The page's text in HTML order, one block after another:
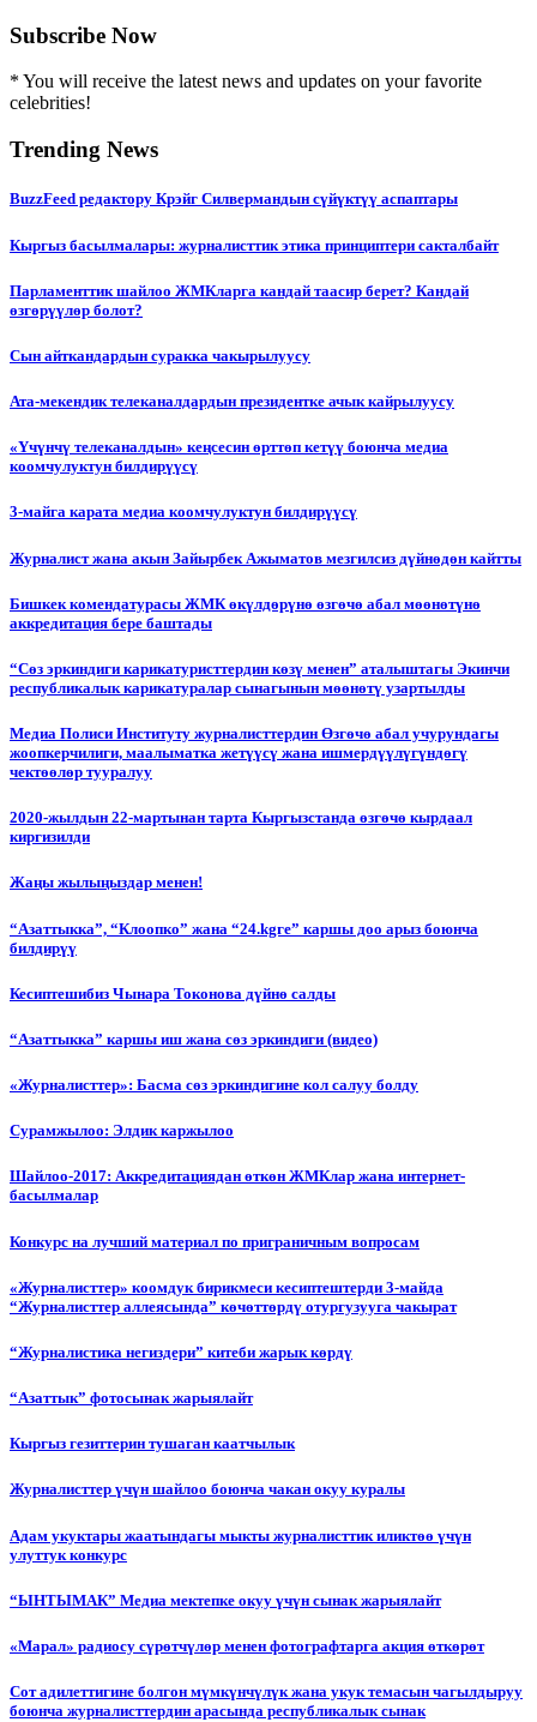
Subscribe Now
* You will receive the latest news and updates on your favorite
celebrities!
Trending News
BuzzFeed редактору Крэйг Силвермандын сүйүктүү аспаптары
Кыргыз басылмалары: журналисттик этика принциптери сакталбайт
Парламенттик шайлоо ЖМКларга кандай таасир берет? Кандай
өзгөрүүлөр болот?
Сын айткандардын суракка чакырылуусу
Ата-мекендик телеканалдардын президентке ачык кайрылуусу
«Үчүнчү телеканалдын» кеңсесин өрттөп кетүү боюнча медиа
коомчулуктун билдирүүсү
3-майга карата медиа коомчулуктун билдирүүсү
Журналист жана акын Зайырбек Ажыматов мезгилсиз дүйнөдөн кайтты
Бишкек комендатурасы ЖМК өкүлдөрүнө өзгөчө абал мөөнөтүнө
аккредитация бере баштады
“Сөз эркиндиги карикатуристтердин көзү менен” аталыштагы Экинчи
республикалык карикатуралар сынагынын мөөнөтү узартылды
Медиа Полиси Институту журналисттердин Өзгөчө абал учурундагы
жоопкерчилиги, маалыматка жетүүсү жана ишмердүүлүгүндөгү
чектөөлөр тууралуу
2020-жылдын 22-мартынан тарта Кыргызстанда өзгөчө кырдаал
киргизилди
Жаңы жылыңыздар менен!
“Азаттыкка”, “Клоопко” жана “24.kgге” каршы доо арыз боюнча
билдирүү
Кесиптешибиз Чынара Токонова дүйнө салды
“Азаттыкка” каршы иш жана сөз эркиндиги (видео)
«Журналисттер»: Басма сөз эркиндигине кол салуу болду
Сурамжылоо: Элдик каржылоо
Шайлоо-2017: Аккредитациядан өткөн ЖМКлар жана интернет-
басылмалар
Конкурс на лучший материал по приграничным вопросам
«Журналисттер» коомдук бирикмеси кесиптештерди 3-майда
“Журналисттер аллеясында” көчөттөрдү отургузууга чакырат
“Журналистика негиздери” китеби жарык көрдү
“Азаттык” фотосынак жарыялайт
Кыргыз гезиттерин тушаган каатчылык
Журналисттер үчүн шайлоо боюнча чакан окуу куралы
Адам укуктары жаатындагы мыкты журналисттик иликтөө үчүн
улуттук конкурс
“ЫНТЫМАК” Медиа мектепке окуу үчүн сынак жарыялайт
«Марал» радиосу сүрөтчүлөр менен фотографтарга акция өткөрөт
Сот адилеттигине болгон мүмкүнчүлүк жана укук темасын чагылдыруу
боюнча журналисттердин арасында республикалык сынак